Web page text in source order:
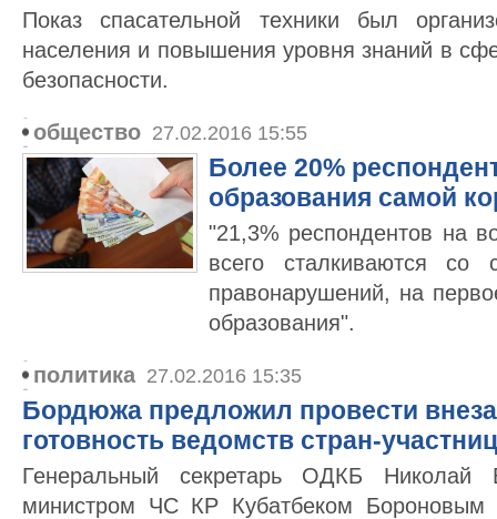
Показ спасательной техники был
населения и повышения уровня знаний в
безопасности.
общество 27.02.2016 15:55
Более 20%
образования самой
"21,3% респондентов на
всего сталкиваются со
правонарушений, на
образования".
политика27.02.2016 15:35
Бордюжа предложил провести
готовность ведомств стран-
Генеральный секретарь ОДКБ
министром ЧС КР Кубатбеком Бороновым